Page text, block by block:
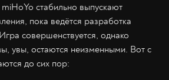
стабильно выпускают
пока ведётся разработка
совершенствуется, однако
увы, остаются неизменными. Вот с
до сих пор: